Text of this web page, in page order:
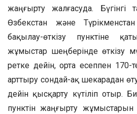
жаңғырту жалғасуда. Бүгінгі
Өзбекстан және
бақылау-өткізу пунктіне
жұмыстар шеңберінде өткізу
ретке дейін, орта есеппен 170-
арттыру сондай-ақ шекарадан
дейін қысқарту күтіліп отыр.
пунктін жаңғырту жұмыстарын